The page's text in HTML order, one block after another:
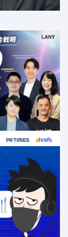
水 10:30 - 14:30
ケティング総
ファレンス
00:00
する無料相談